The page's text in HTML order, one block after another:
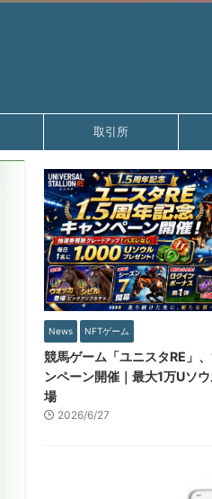
取引所
News NFTゲーム
競馬ゲーム「ユニスタRE」
ンペーン開催｜最大1万Uソ
場
2026/6/27